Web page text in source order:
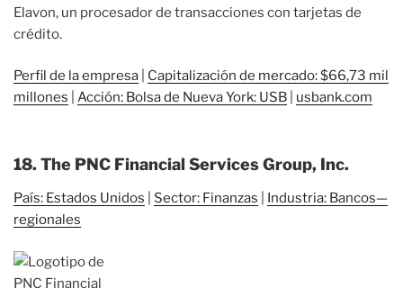
Elavon, un procesador de transacciones con tarjetas de
crédito.
Perfil de la empresa
Capitalización de mercado: $66,73 mil
millones
Acción: Bolsa de Nueva York: USB usbank.com
18. The PNC Financial Services Group, Inc.
País: Estados Unidos Sector: Finanzas
Industria: Bancos—
regionales